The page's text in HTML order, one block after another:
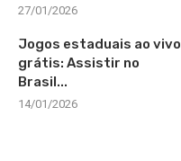
27/01/2026
Jogos estaduais ao vivo
grátis: Assistir no
Brasil...
14/01/2026